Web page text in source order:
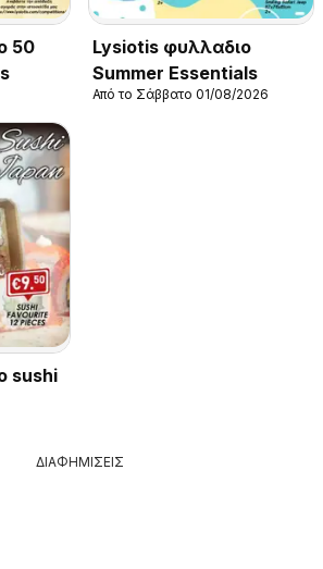
50
Lysiotis φυλλαδιο
Summer Essentials
Από το Σάββατο 01/08/2026
sushi
ΔΙΑΦΗΜΙΣΕΙΣ